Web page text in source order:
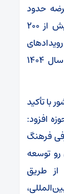
۲۵۰ برند، عرضه حدود
سه هزار نوع محصول و استقبال بیش از ۲۰۰
عرضه مستقیم محصولات ایرانی در سال ۱۴۰۴
با تأکید
افزود:
فرهنگ
رو توسعه
از طریق